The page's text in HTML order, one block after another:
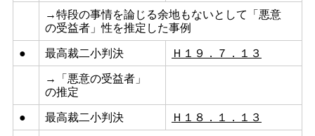
→特段の事情を論じる余地もないとして「悪意
の受益者」性を推定した事例
● 最高裁二小判決 Ｈ１９．７．１３
→「悪意の受益者」
の推定
● 最高裁二小判決 Ｈ１８．１．１３